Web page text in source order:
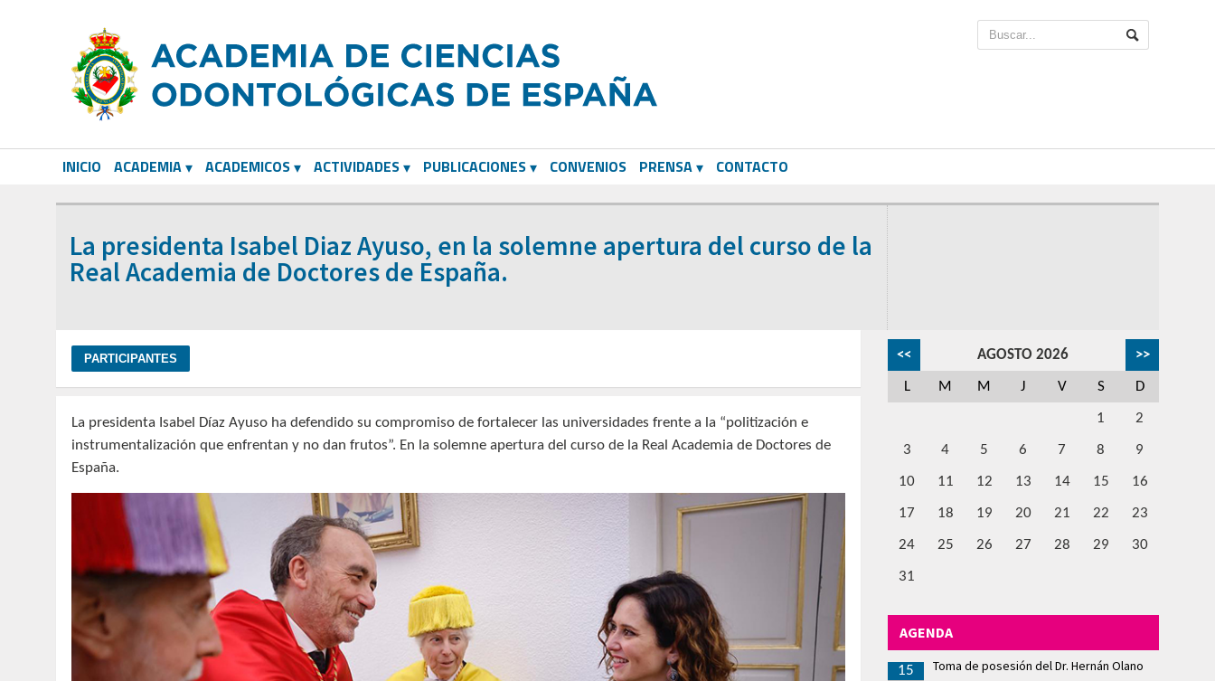
INICIO ACADEMIA ACADEMICOS ACTIVIDADES PUBLICACIONES CONVENIOS PRENSA CONTACTO
La presidenta Isabel Diaz Ayuso, en la solemne apertura del curso de la
Real Academia de Doctores de España.
La presidenta Isabel Díaz Ayuso ha defendido su compromiso de fortalecer las universidades frente a la “politización e
instrumentalización que enfrentan y no dan frutos”. En la solemne apertura del curso de la Real Academia de Doctores de
España.
<< AGOSTO 2026 >>
L M M J V S D
1 2
3 4 5 6 7 8 9
10 11 12 13 14 15 16
17 18 19 20 21 22 23
24 25 26 27 28 29 30
31
AGENDA
15
Toma de posesión del Dr. Hernán Olano